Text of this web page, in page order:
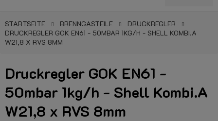
STARTSEITE BRENNGASTEILE
DRUCKREGLER
DRUCKREGLER GOK EN61 - 50MBAR 1KG/H - SHELL KOMBI.A
W21,8 X RVS 8MM
Druckregler GOK EN61 -
50mbar 1kg/h - Shell Kombi.A
W21,8 x RVS 8mm